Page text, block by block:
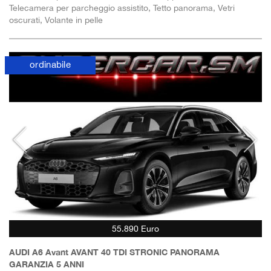
Telecamera per parcheggio assistito, Tetto panorama, Vetri
oscurati, Volante in pelle
55.890 Euro
ordinabile
AUDI A6 Avant AVANT 40 TDI STRONIC PANORAMA
GARANZIA 5 ANNI